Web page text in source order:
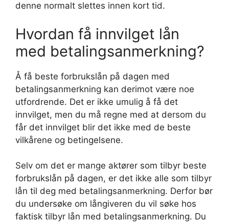
denne normalt slettes innen kort tid.
Hvordan få innvilget lån
med betalingsanmerkning?
Å få beste forbrukslån på dagen med
betalingsanmerkning kan derimot være noe
utfordrende. Det er ikke umulig å få det
innvilget, men du må regne med at dersom du
får det innvilget blir det ikke med de beste
vilkårene og betingelsene.
Selv om det er mange aktører som tilbyr beste
forbrukslån på dagen, er det ikke alle som tilbyr
lån til deg med betalingsanmerkning. Derfor bør
du undersøke om långiveren du vil søke hos
faktisk tilbyr lån med betalingsanmerkning. Du